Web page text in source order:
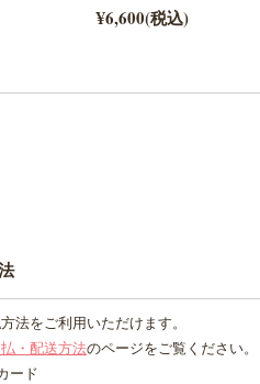
¥6,600(税込)
法をご利用いただけます。
・配送方法のページをご覧ください。
ード